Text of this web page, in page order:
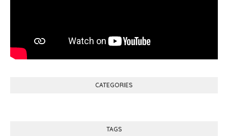
CATEGORIES
TAGS